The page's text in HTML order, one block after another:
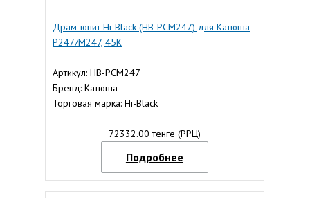
Драм-юнит Hi-Black (HB-PCM247) для Катюша
P247/M247, 45K
Артикул: HB-PCM247
Бренд: Катюша
Торговая марка: Hi-Black
72332.00 тенге (РРЦ)
Подробнее